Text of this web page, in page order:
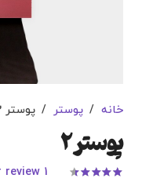
خانه / پوستر / پوستر 2
پوستر 2
1